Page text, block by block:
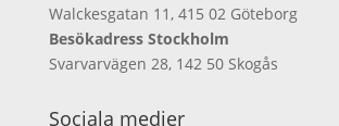
Walckesgatan 11, 415 02 Göteborg
Besökadress Stockholm
Svarvarvägen 28, 142 50 Skogås
Sociala medier